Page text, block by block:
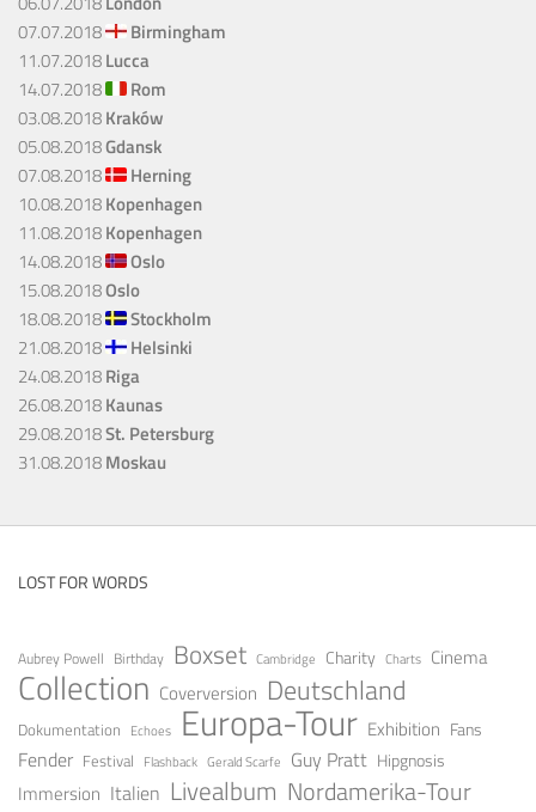
07.07.2018
Birmingham
11.07.2018Lucca
14.07.2018
Rom
03.08.2018Kraków
05.08.2018Gdansk
07.08.2018
Herning
10.08.2018Kopenhagen
11.08.2018Kopenhagen
14.08.2018
Oslo
15.08.2018Oslo
18.08.2018
Stockholm
21.08.2018
Helsinki
24.08.2018Riga
26.08.2018Kaunas
29.08.2018St. Petersburg
31.08.2018Moskau
LOST FOR WORDS
Aubrey Powell Birthday Boxset Cambridge Charity Charts Cinema
Collection Coverversion Deutschland
Dokumentation Echoes Europa-Tour Exhibition Fans
Fender Festival Flashback Gerald Scarfe Guy Pratt Hipgnosis
Immersion Italien Livealbum Nordamerika-Tour